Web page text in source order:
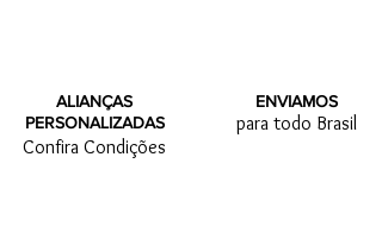
ALIANÇAS
PERSONALIZADAS
ENVIAMOS
para todo Brasil
Confira Condições